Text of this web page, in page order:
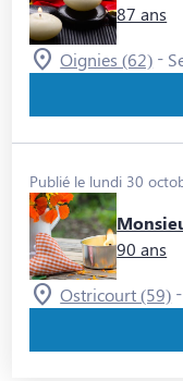
87 ans
Oignies (62) -
Publié le lundi 30
90 ans
Ostricourt (59) -